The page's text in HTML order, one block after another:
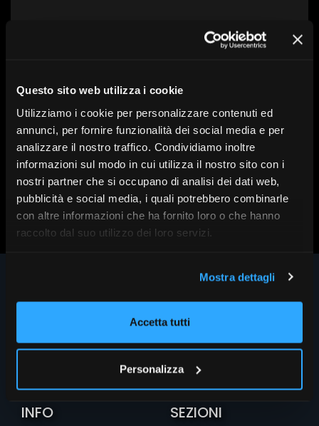
Questo sito web utilizza i cookie
Utilizziamo i cookie per personalizzare contenuti ed
annunci, per fornire funzionalità dei social media e per
analizzare il nostro traffico. Condividiamo inoltre
informazioni sul modo in cui utilizza il nostro sito con i
nostri partner che si occupano di analisi dei dati web,
pubblicità e social media, i quali potrebbero combinarle
con altre informazioni che ha fornito loro o che hanno
raccolto dal suo utilizzo dei loro servizi.
Mostra dettagli
Accetta tutti
Personalizza
Tema:Asset management, Investimenti
Data:8 maggio 2026
Scopri altri contenuti su FR|Vision
INFO SEZIONI